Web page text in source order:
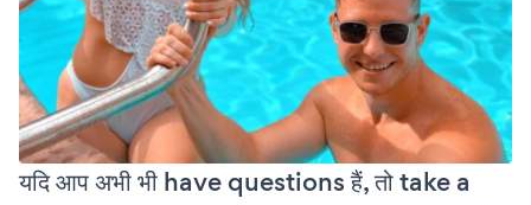
यदि आप अभी भी have questions हैं, तो take a